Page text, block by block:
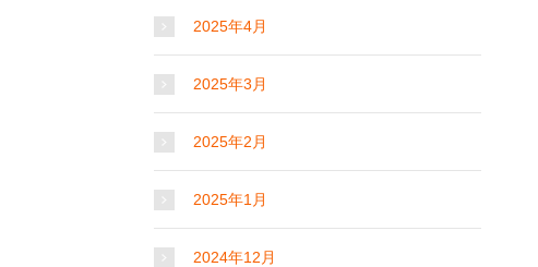
2025年4月
2025年3月
2025年2月
2025年1月
2024年12月